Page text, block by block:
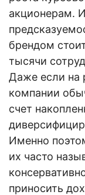
акционерам.
брендом
тысячи
Даже если на
компании
счет
Именно
их часто
приносить